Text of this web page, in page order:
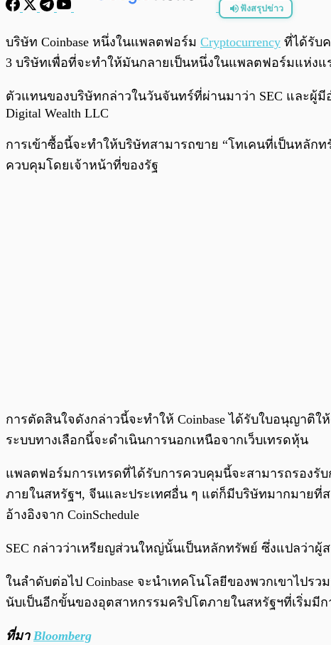
ฟังสรุปข่าว
พร้อมเล่น
บริษัท Coinbase หนึ่งในแพลตฟอร์ม Cryptocurrency ที่ได้รับ
3 บริษัทเพื่อที่จะทำให้มันกลายเป็นหนึ่งในแพลตฟอร์มแห่ง
ตัวแทนของบริษัทกล่าวในวันจันทร์ที่ผ่านมาว่า SEC และผู้มีอำ
Digital Wealth LLC
การเข้าซื้อนี้จะทำให้บริษัทสามารถขาย “โทเคนที่เป็นหลัก
ควบคุมโดยเจ้าหน้าที่ของรัฐ
การตัดสินใจดังกล่าวนี้จะทำให้ Coinbase ได้รับใบอนุญาติใ
ระบบทางเลือกนี้จะดำเนินการนอกเหนือจากเว็บเทรดหุ้น
แพลตฟอร์มการเทรดที่ได้รับการควบคุมนี้จะสามารถรอง
ภายในสหรัฐฯ, จีนและประเทศอื่น ๆ แต่ก็มีบริษัทมากมายที่
อ้างอิงจาก CoinSchedule
SEC กล่าวว่าเหรียญส่วนใหญ่นั้นเป็นหลักทรัพย์ ซึ่งแปลว่า
ในลำดับต่อไป Coinbase จะนำเทคโนโลยีของพวกเขาไป
นับเป็นอีกขั้นของอุตสาหกรรมคริปโตภายในสหรัฐฯที่เริ่มมี
ที่มา Bloomberg